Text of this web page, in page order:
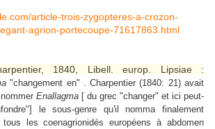
article-trois-zygopteres-a-crozon-
agrion-portecoupe-71617863.html
1840, Libell. europ. Lipsiae :
"changement en" . Charpentier (1840: 21) avait
Enallagma [ du grec "changer" et ici peut-
le sous-genre qu'il nomma finalement
les coenagrionidés européens à abdomen